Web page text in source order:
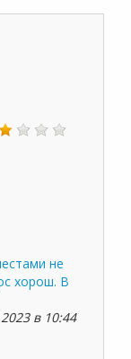
не
хорош. В
в 10:44